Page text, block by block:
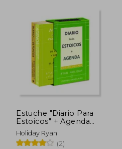
5%
dcto.
Estuche "Diario Para
Estoicos" + Agenda
(Ed. Limitada 2024)
Holiday Ryan
(2)